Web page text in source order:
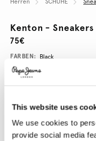
This website uses
We use cookies to
provide social media
Herren SCHUHE
Kenton -
75€
Variations
FARBEN: Black
GRÖßE AUSWÄHLEN:
40 41